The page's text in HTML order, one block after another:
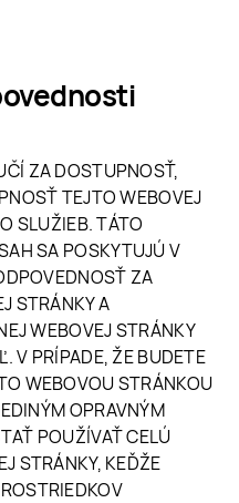
ZA DOSTUPNOSŤ,
TEJTO WEBOVEJ
SLUŽIEB. TÁTO
SA POSKYTUJÚ V
ZA
STRÁNKY A
WEBOVEJ STRÁNKY
V PRÍPADE, ŽE BUDETE
WEBOVOU STRÁNKOU
OPRAVNÝM
POUŽÍVAŤ CELÚ
STRÁNKY, KEĎŽE